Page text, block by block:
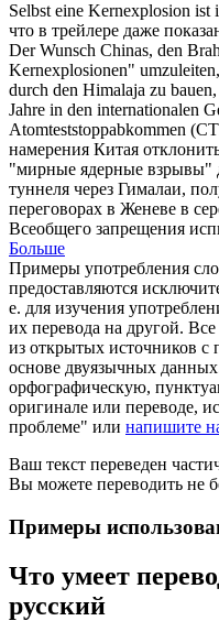
Selbst eine Kernexplosion ist
что в трейлере даже
Der Wunsch Chinas, den
Kernexplosionen"
durch den Himalaja zu
Jahre in den internationalen
Atomteststoppabkommen
намерения Китая
"мирные ядерные взрывы"
туннеля через Гималаи,
переговорах в Женеве в
Всеобщего запрещения
Больше
Примеры употребления
предоставляются
е. для изучения
их перевода на другой.
из открытых источников
основе двуязычных
орфографическую,
оригинале или переводе,
проблеме" или напишите
Ваш текст переведен
Вы можете переводить не
Примеры
Что умеет
русский